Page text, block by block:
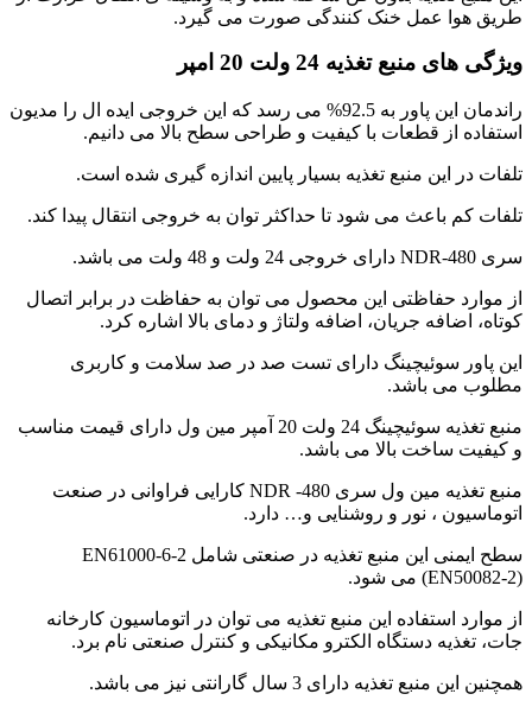
طریق هوا عمل خنک کنندگی صورت می گیرد.
ویژگی های منبع تغذیه 24 ولت 20 امپر
راندمان این پاور به 92.5% می رسد که این خروجی ایده ال را مدیون
استفاده از قطعات با کیفیت و طراحی سطح بالا می دانیم.
تلفات در این منبع تغذیه بسیار پایین اندازه گیری شده است.
تلفات کم باعث می شود تا حداکثر توان به خروجی انتقال پیدا کند.
سری NDR-480 دارای خروجی 24 ولت و 48 ولت می باشد.
از موارد حفاظتی این محصول می توان به حفاظت در برابر اتصال
کوتاه، اضافه جریان، اضافه ولتاژ و دمای بالا اشاره کرد.
این پاور سوئیچینگ دارای تست صد در صد سلامت و کاربری
مطلوب می باشد.
منبع تغذیه سوئیچینگ 24 ولت 20 آمپر مین ول دارای قیمت مناسب
و کیفیت ساخت بالا می باشد.
منبع تغذیه مین ول سری NDR -480 کارایی فراوانی در صنعت
اتوماسیون ، نور و روشنایی و… دارد.
سطح ایمنی این منبع تغذیه در صنعتی شامل EN61000-6-2
(EN50082-2) می شود.
از موارد استفاده این منبع تغذیه می توان در اتوماسیون کارخانه
جات، تغذیه دستگاه الکترو مکانیکی و کنترل صنعتی نام برد.
همچنین این منبع تغذیه دارای 3 سال گارانتی نیز می باشد.